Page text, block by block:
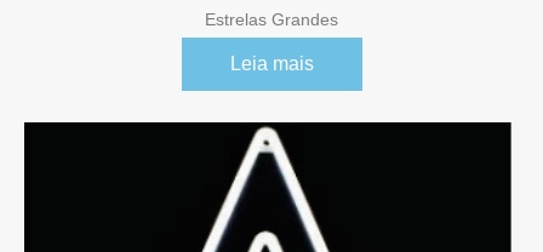
Estrelas Grandes
Leia mais